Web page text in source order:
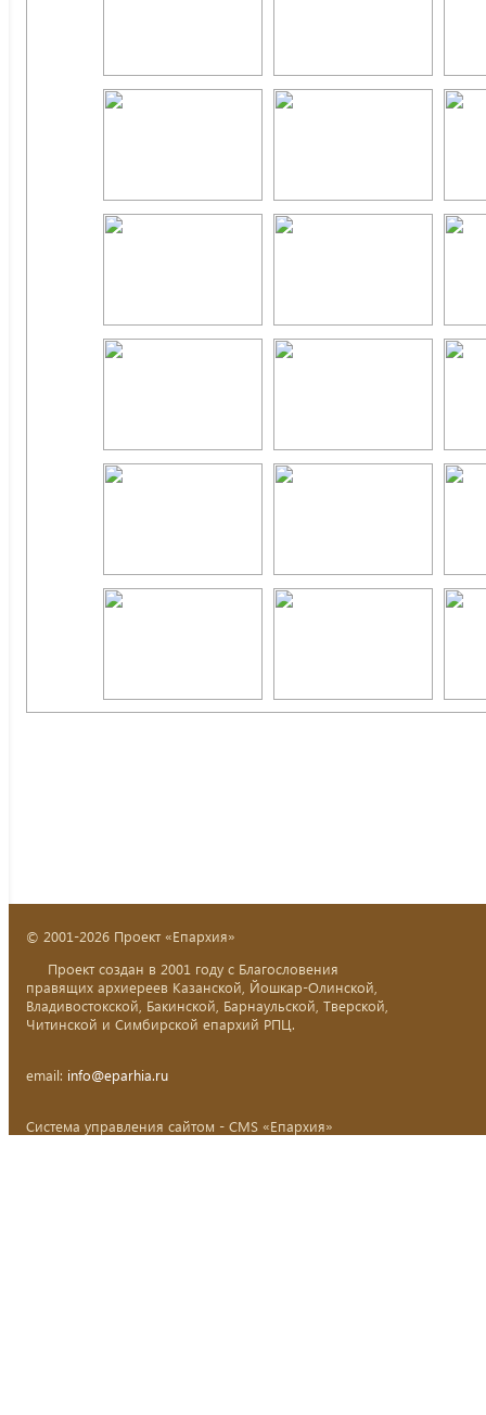
© 2001-2026 Проект «Епархия»
Проект создан в 2001 году с Благословения
правящих архиереев Казанской, Йошкар-Олинской,
Владивостокской, Бакинской, Барнаульской, Тверской,
Читинской и Симбирской епархий РПЦ.
email: info@eparhia.ru
Система управления сайтом - CMS «Епархия»